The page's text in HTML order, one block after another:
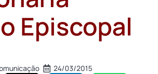
Episcopal
24/03/2015